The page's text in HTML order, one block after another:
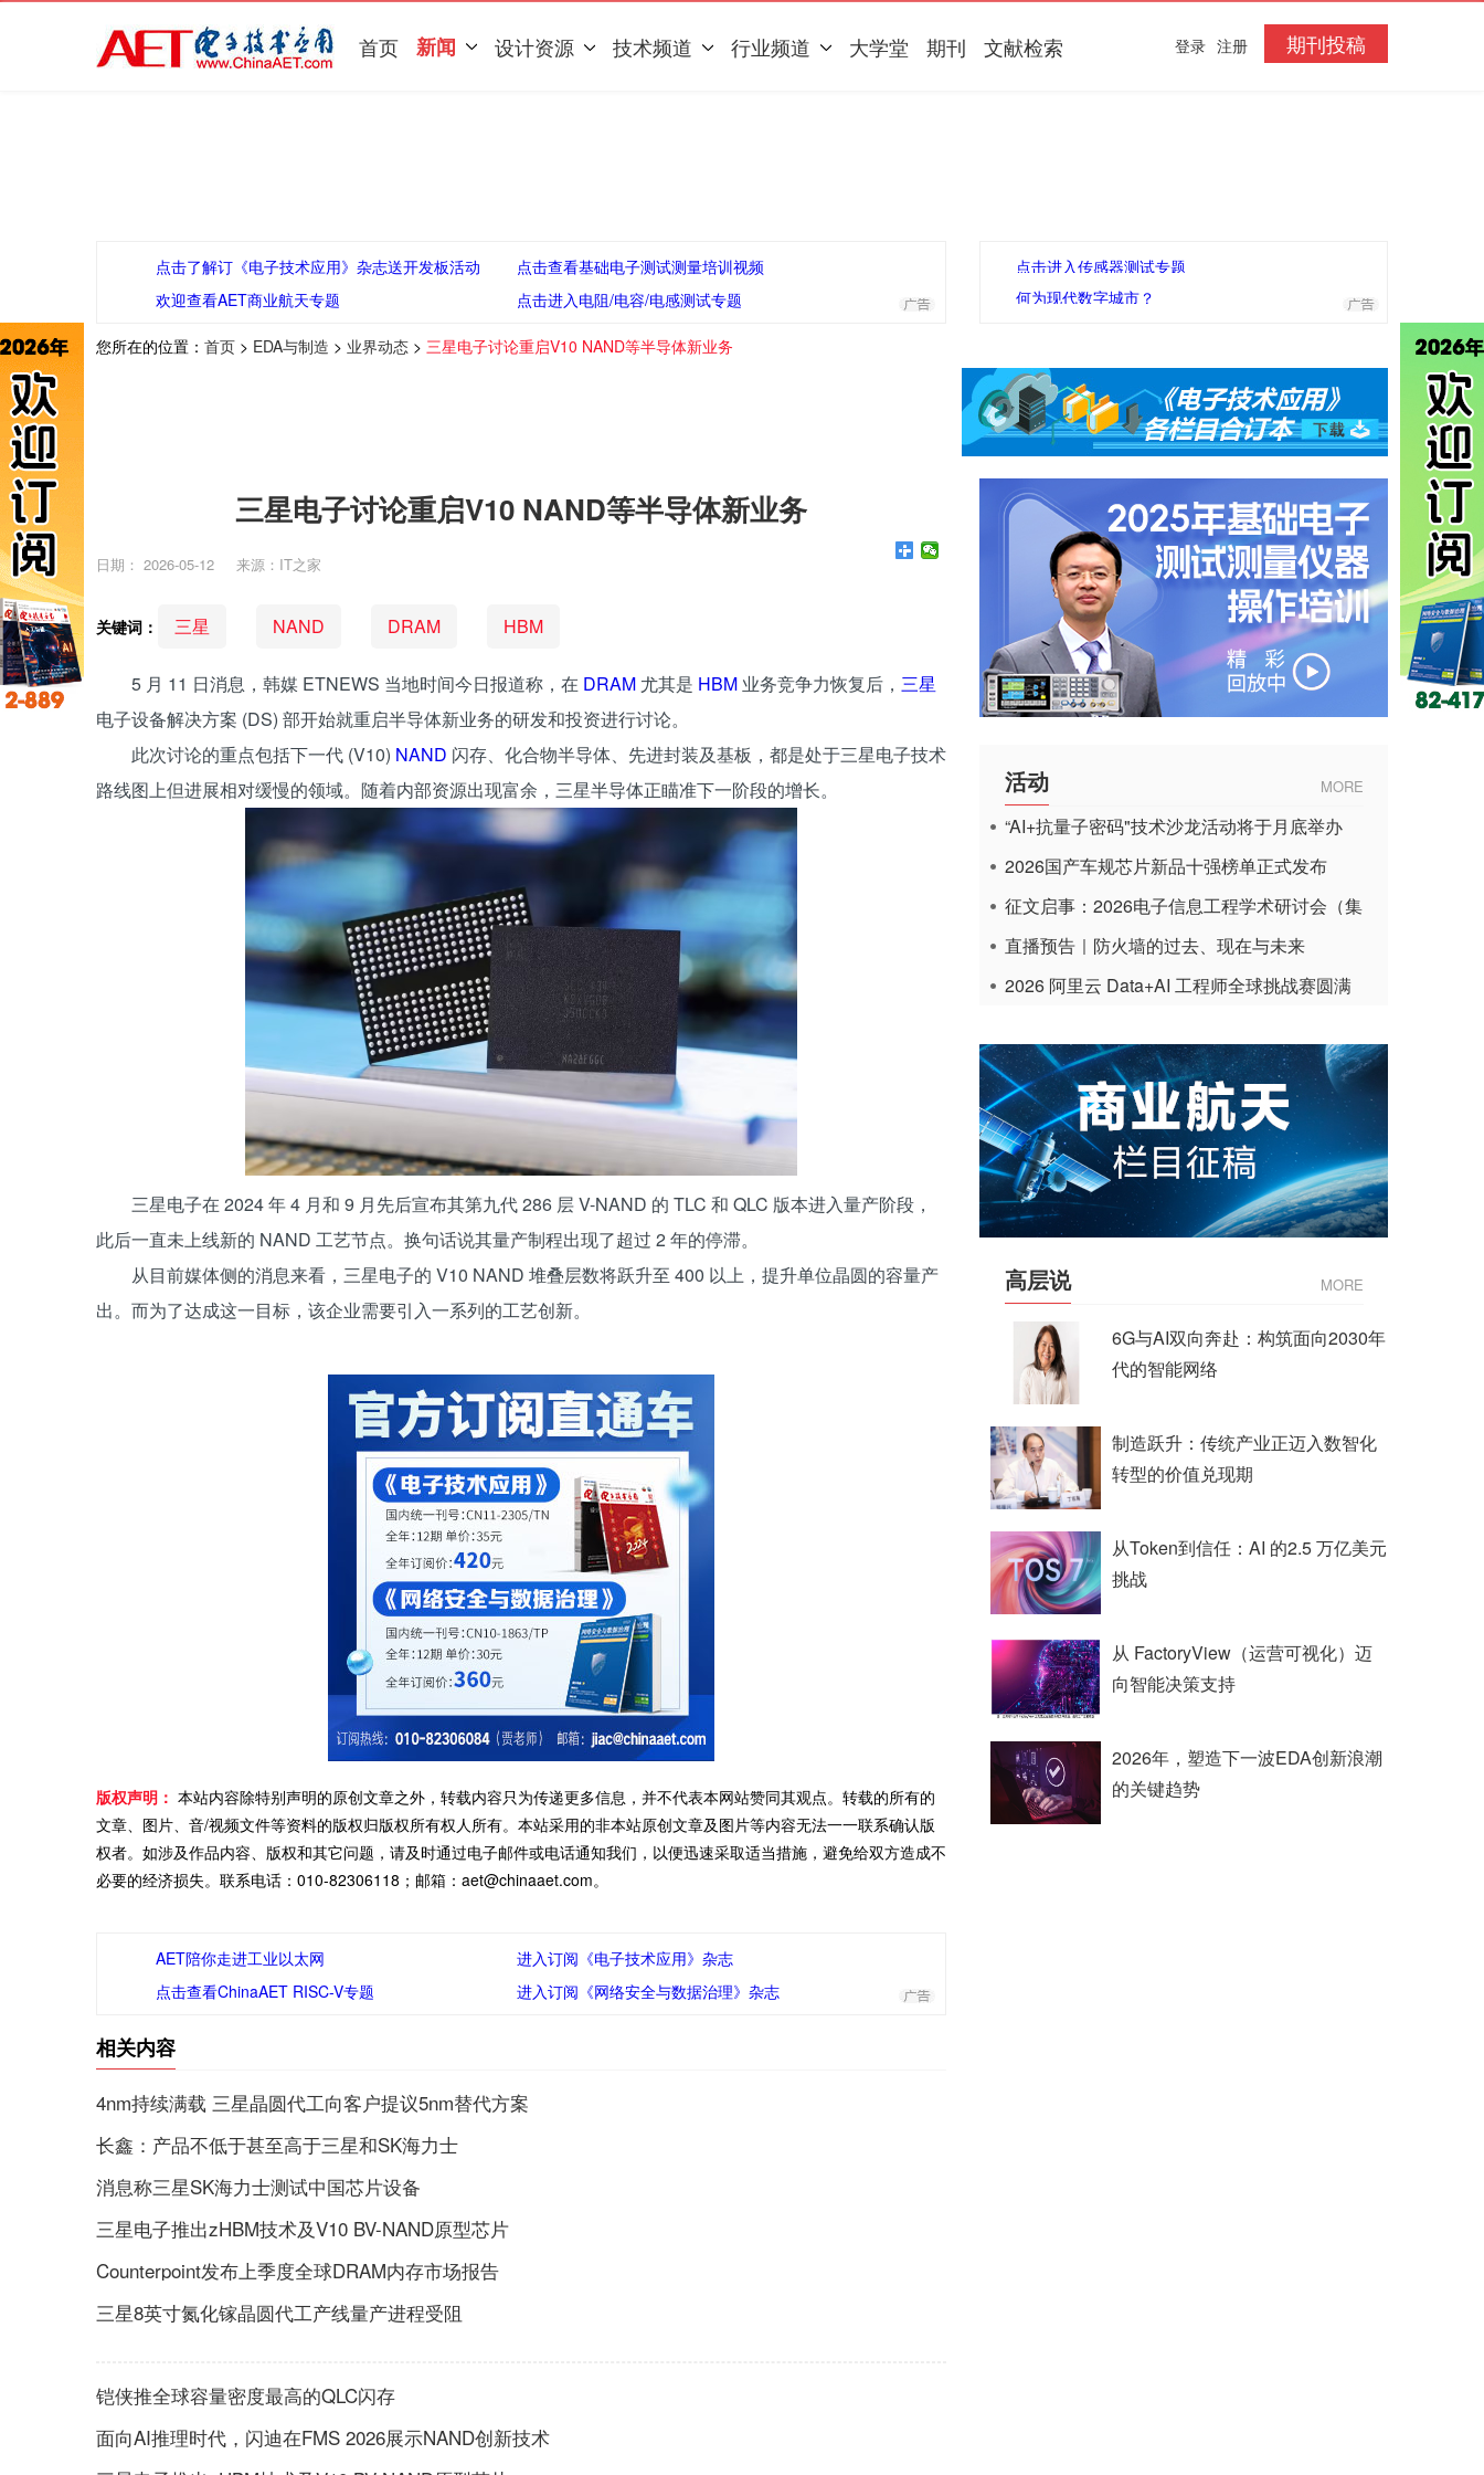
首页 新闻 设计资源 技术频道 行业频道 大学堂 期刊 文献检索 期刊投稿
登录 注册
点击了解订《电子技术应用》杂志送开发板活动
点击查看基础电子测试测量培训视频
欢迎查看AET商业航天专题
点击进入电阻/电容/电感测试专题
点击进入传感器测试专题
何为现代数字城市？
您所在的位置： 首页 > EDA与制造 > 业界动态 > 三星电子讨论重启V10 NAND等半导体新业务
三星电子讨论重启V10 NAND等半导体新业务
日期： 2026-05-12 来源：IT之家
关键词： 三星 NAND DRAM HBM
5 月 11 日消息，韩媒 ETNEWS 当地时间今日报道称，在 DRAM 尤其是 HBM 业务竞争力恢复后， 三星
电子设备解决方案 (DS) 部开始就重启半导体新业务的研发和投资进行讨论。
此次讨论的重点包括下一代 (V10) NAND 闪存、化合物半导体、先进封装及基板，都是处于三星电子技术
路线图上但进展相对缓慢的领域。随着内部资源出现富余，三星半导体正瞄准下一阶段的增长。
三星电子在 2024 年 4 月和 9 月先后宣布其第九代 286 层 V-NAND 的 TLC 和 QLC 版本进入量产阶段，
此后一直未上线新的 NAND 工艺节点。换句话说其量产制程出现了超过 2 年的停滞。
从目前媒体侧的消息来看，三星电子的 V10 NAND 堆叠层数将跃升至 400 以上，提升单位晶圆的容量产
出。而为了达成这一目标，该企业需要引入一系列的工艺创新。
版权声明： 本站内容除特别声明的原创文章之外，转载内容只为传递更多信息，并不代表本网站赞同其观点。转载的所有的
文章、图片、音/视频文件等资料的版权归版权所有权人所有。本站采用的非本站原创文章及图片等内容无法一一联系确认版
权者。如涉及作品内容、版权和其它问题，请及时通过电子邮件或电话通知我们，以便迅速采取适当措施，避免给双方造成不
必要的经济损失。联系电话：010-82306118；邮箱：aet@chinaaet.com。
AET陪你走进工业以太网
进入订阅《电子技术应用》杂志
点击查看ChinaAET RISC-V专题
进入订阅《网络安全与数据治理》杂志
相关内容
4nm持续满载 三星晶圆代工向客户提议5nm替代方案
长鑫：产品不低于甚至高于三星和SK海力士
消息称三星SK海力士测试中国芯片设备
三星电子推出zHBM技术及V10 BV-NAND原型芯片
Counterpoint发布上季度全球DRAM内存市场报告
三星8英寸氮化镓晶圆代工产线量产进程受阻
铠侠推全球容量密度最高的QLC闪存
面向AI推理时代，闪迪在FMS 2026展示NAND创新技术
活动 MORE
“AI+抗量子密码"技术沙龙活动将于月底举办
2026国产车规芯片新品十强榜单正式发布
征文启事：2026电子信息工程学术研讨会（集
成电路应用杂志）
直播预告｜防火墙的过去、现在与未来
2026 阿里云 Data+AI 工程师全球挑战赛圆满
高层说 MORE
6G与AI双向奔赴：构筑面向2030年
代的智能网络
制造跃升：传统产业正迈入数智化
转型的价值兑现期
从Token到信任：AI 的2.5 万亿美元
挑战
从 FactoryView（运营可视化）迈
向智能决策支持
2026年，塑造下一波EDA创新浪潮
的关键趋势